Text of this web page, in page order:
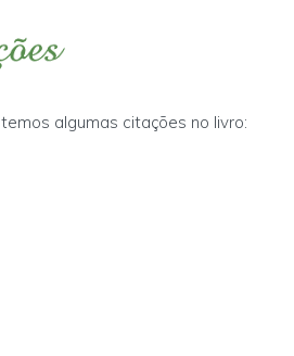
algumas citações no livro: